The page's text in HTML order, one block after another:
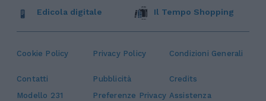
Cookie Policy Privacy Policy Condizioni Generali
Contatti Pubblicità
Credits
Modello 231
Preferenze Privacy Assistenza
Edicola digitale Il Tempo Shopping